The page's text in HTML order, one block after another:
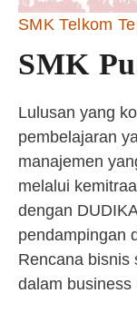
SMK Telkom
SMK
Lulusan yang
pembelajaran
manajemen
melalui
dengan
pendampingan
Rencana bisnis
dalam business